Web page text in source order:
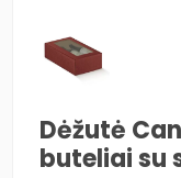
Dėžutė
buteliai su